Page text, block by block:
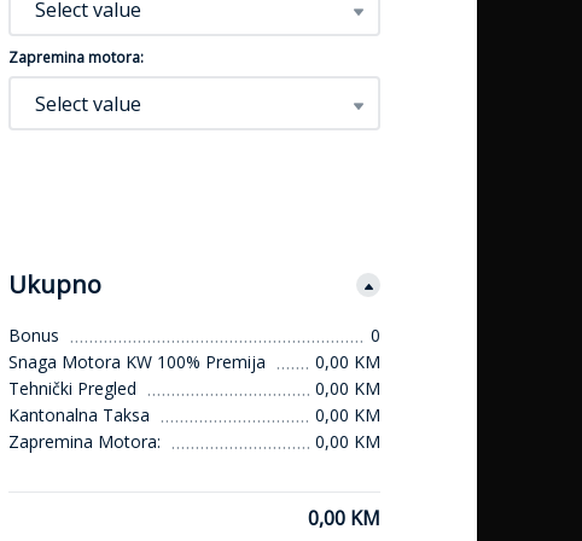
Select value
Zapremina motora:
Select value
Ukupno
Bonus
0
Snaga Motora KW 100% Premija
0,00 KM
Tehnički Pregled
0,00 KM
Kantonalna Taksa
0,00 KM
Zapremina Motora:
0,00 KM
0,00 KM